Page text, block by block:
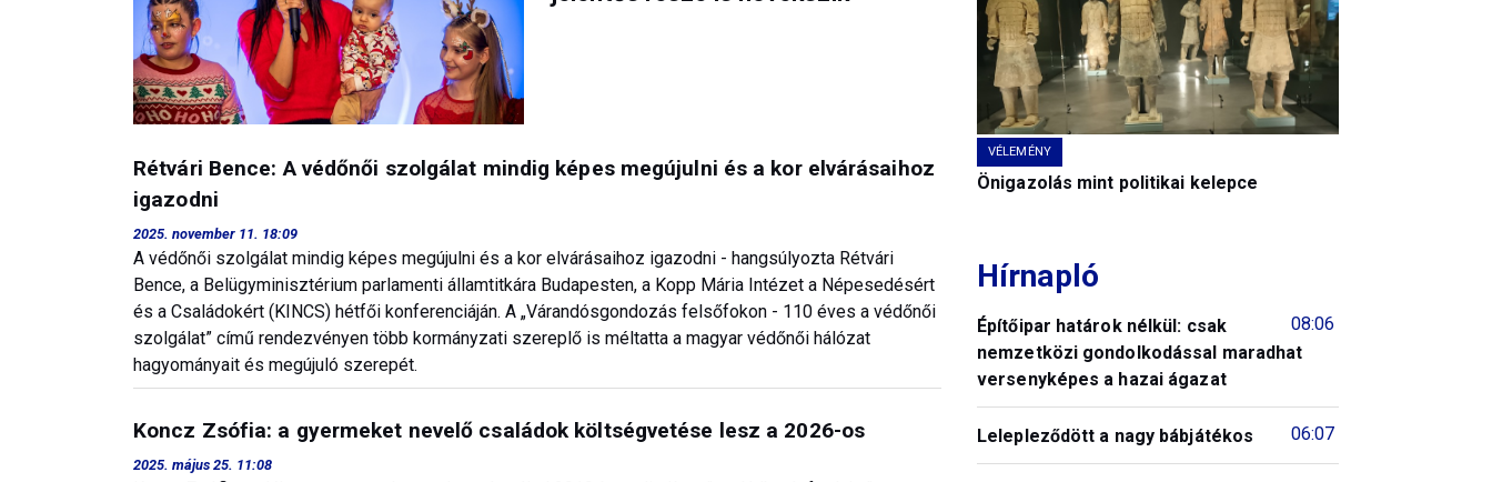
Rétvári Bence: A védőnői szolgálat mindig képes megújulni és a kor elvárásaihoz
igazodni
2025. november 11. 18:09
A védőnői szolgálat mindig képes megújulni és a kor elvárásaihoz igazodni - hangsúlyozta Rétvári
Bence, a Belügyminisztérium parlamenti államtitkára Budapesten, a Kopp Mária Intézet a Népesedésért
és a Családokért (KINCS) hétfői konferenciáján. A „Várandósgondozás felsőfokon - 110 éves a védőnői
szolgálat” című rendezvényen több kormányzati szereplő is méltatta a magyar védőnői hálózat
hagyományait és megújuló szerepét.
Koncz Zsófia: a gyermeket nevelő családok költségvetése lesz a 2026-os
2025. május 25. 11:08
VÉLEMÉNY
Önigazolás mint politikai kelepce
Hírnapló
08:06
Építőipar határok nélkül: csak
nemzetközi gondolkodással maradhat
versenyképes a hazai ágazat
06:07
Lelepleződött a nagy bábjátékos